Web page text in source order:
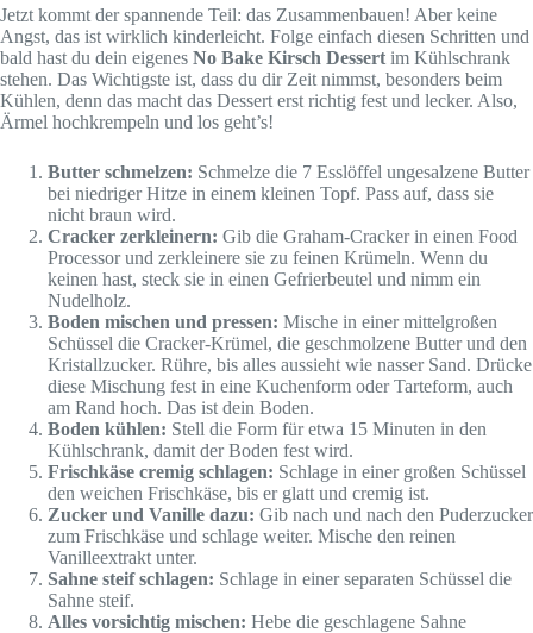
Jetzt kommt der spannende Teil: das Zusammenbauen! Aber keine
Angst, das ist wirklich kinderleicht. Folge einfach diesen Schritten und
bald hast du dein eigenes No Bake Kirsch Dessert im Kühlschrank
stehen. Das Wichtigste ist, dass du dir Zeit nimmst, besonders beim
Kühlen, denn das macht das Dessert erst richtig fest und lecker. Also,
Ärmel hochkrempeln und los geht’s!
Butter schmelzen: Schmelze die 7 Esslöffel ungesalzene Butter
bei niedriger Hitze in einem kleinen Topf. Pass auf, dass sie
nicht braun wird.
Cracker zerkleinern: Gib die Graham-Cracker in einen Food
Processor und zerkleinere sie zu feinen Krümeln. Wenn du
keinen hast, steck sie in einen Gefrierbeutel und nimm ein
Nudelholz.
Boden mischen und pressen: Mische in einer mittelgroßen
Schüssel die Cracker-Krümel, die geschmolzene Butter und den
Kristallzucker. Rühre, bis alles aussieht wie nasser Sand. Drücke
diese Mischung fest in eine Kuchenform oder Tarteform, auch
am Rand hoch. Das ist dein Boden.
Boden kühlen: Stell die Form für etwa 15 Minuten in den
Kühlschrank, damit der Boden fest wird.
Frischkäse cremig schlagen: Schlage in einer großen Schüssel
den weichen Frischkäse, bis er glatt und cremig ist.
Zucker und Vanille dazu: Gib nach und nach den Puderzucker
zum Frischkäse und schlage weiter. Mische den reinen
Vanilleextrakt unter.
Sahne steif schlagen: Schlage in einer separaten Schüssel die
Sahne steif.
Alles vorsichtig mischen: Hebe die geschlagene Sahne